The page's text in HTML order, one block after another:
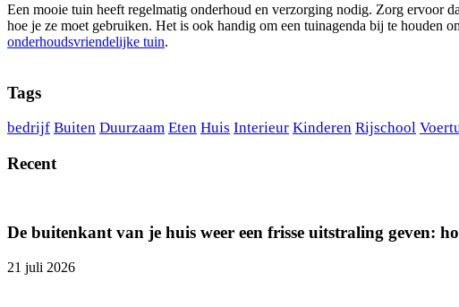
Een mooie tuin heeft regelmatig onderhoud en verzorging nodig. Zorg ervoor
hoe je ze moet gebruiken. Het is ook handig om een tuinagenda bij te houden
onderhoudsvriendelijke tuin.
Tags
bedrijf Buiten Duurzaam Eten Huis Interieur Kinderen Rijschool
Recent
De buitenkant van je huis weer een frisse uitstraling geven:
21 juli 2026